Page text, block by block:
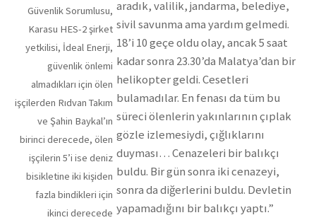
Güvenlik Sorumlusu,
Karasu HES-2 şirket
yetkilisi, İdeal Enerji,
güvenlik önlemi
almadıkları için ölen
işçilerden Rıdvan Takım
ve Şahin Baykal’ın
birinci derecede, ölen
işçilerin 5’i ise deniz
bisikletine iki kişiden
fazla bindikleri için
ikinci derecede
aradık, valilik, jandarma, belediye,
sivil savunma ama yardım gelmedi.
18’i 10 geçe oldu olay, ancak 5 saat
kadar sonra 23.30’da Malatya’dan bir
helikopter geldi. Cesetleri
bulamadılar. En fenası da tüm bu
süreci ölenlerin yakınlarının çıplak
gözle izlemesiydi, çığlıklarını
duyması… Cenazeleri bir balıkçı
buldu. Bir gün sonra iki cenazeyi,
sonra da diğerlerini buldu. Devletin
yapamadığını bir balıkçı yaptı.”